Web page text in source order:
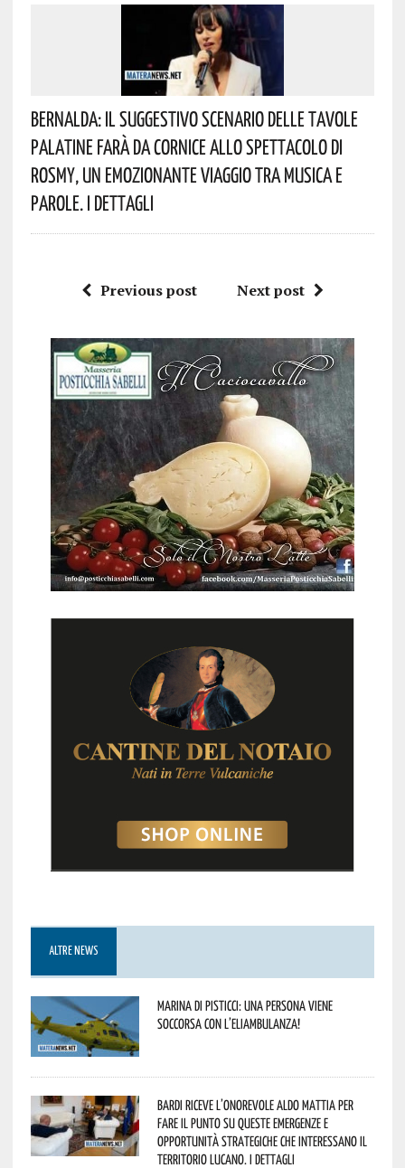
Bernalda: Il Suggestivo Scenario Delle Tavole
Palatine Farà Da Cornice Allo Spettacolo Di
Rosmy, Un Emozionante Viaggio Tra Musica E
Parole. I Dettagli
Previous post Next post
ALTRE NEWS
Marina di Pisticci: una persona viene
soccorsa con l’eliambulanza!
Bardi riceve l’onorevole Aldo Mattia per
fare il punto su queste emergenze e
opportunità strategiche che interessano il
territorio lucano. I dettagli